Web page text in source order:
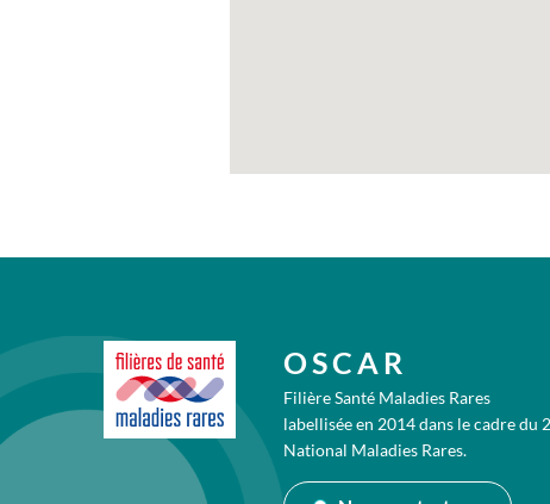
OSCAR
Filière Santé Maladies Rares
labellisée en 2014 dans le cadre du
National Maladies Rares.